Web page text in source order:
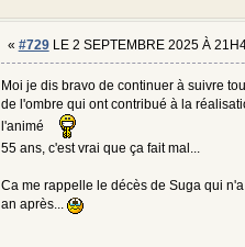
« #729LE 2 SEPTEMBRE 2025 À
Moi je dis bravo de continuer à suivre
de l'ombre qui ont contribué à la
l'animé
55 ans, c'est vrai que ça fait mal...
Ca me rappelle le décès de Suga qui
an après...